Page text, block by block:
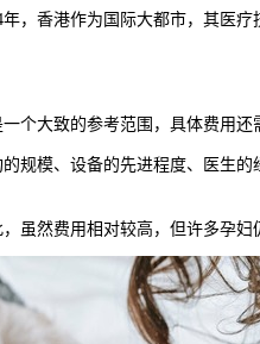
香港作为国际大都市，其医疗
大致的参考范围，具体费用还
模、设备的先进程度、医生的
费用相对较高，但许多孕妇